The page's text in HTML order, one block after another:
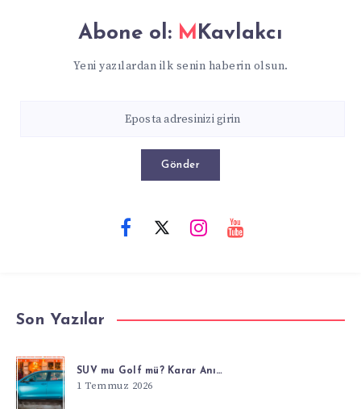
Abone ol: MKavlakcı
Yeni yazılardan ilk senin haberin olsun.
Gönder
Son Yazılar
SUV mu Golf mü? Karar Anı…
1 Temmuz 2026